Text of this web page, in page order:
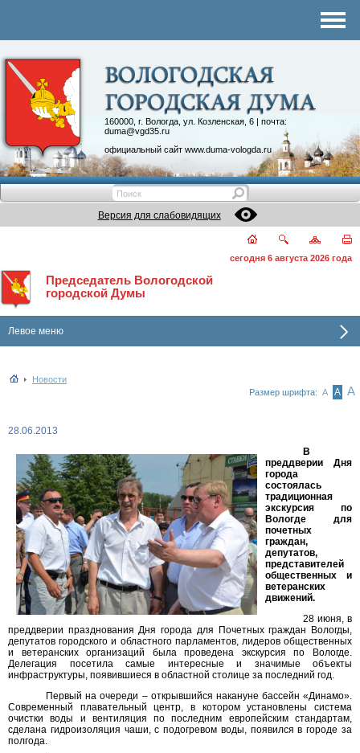
160000, г. Вологда, ул. Козленская, 6 | почта:
duma@vgd35.ru
официальный сайт www.duma-vologda.ru
Контакты
Депутатские объединения
Версия для слабовидящих
сегодня 6 августа 2026 года
Председатель Вологодской
городской Думы
Левое меню
Новости
Размер шрифта: А А А
28.06.2013
В
преддверии Дня
города
состоялась
традиционная
экскурсия по
Вологде для
почетных
граждан,
депутатов,
представителей
общественных и
ветеранских
движений.
28 июня, в
преддверии празднования Дня города для Почетных граждан Вологды,
депутатов городского и областного парламентов, лидеров общественных
и ветеранских организаций была проведена экскурсия по Вологде.
Делегация посетила самые интересные и значимые объекты
инфраструктуры, появившиеся в областной столице за последний год.
Первый на очереди – открывшийся накануне бассейн «Динамо».
Современный плавательный центр, в котором установлены система
очистки воды и вентиляция по последним европейским стандартам,
сделана гидроизоляция чаши, с подогревом воды, появился в городе за
полгода.